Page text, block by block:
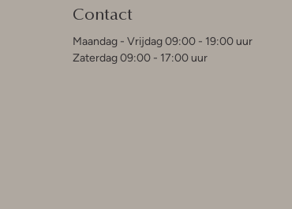
Contact
Maandag - Vrijdag 09:00 - 19:00 uur
Zaterdag 09:00 - 17:00 uur